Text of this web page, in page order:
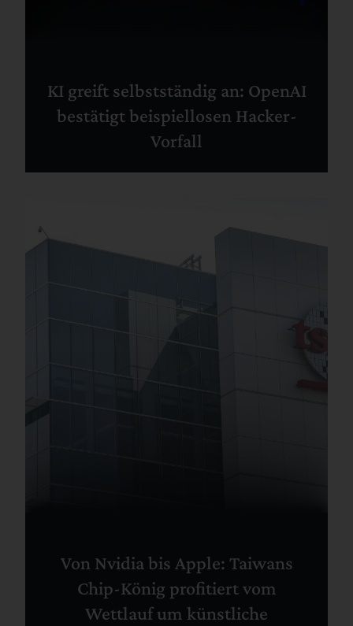
KI greift selbstständig an: OpenAI
bestätigt beispiellosen Hacker-
Vorfall
Von Nvidia bis Apple: Taiwans
Chip-König profitiert vom
Wettlauf um künstliche